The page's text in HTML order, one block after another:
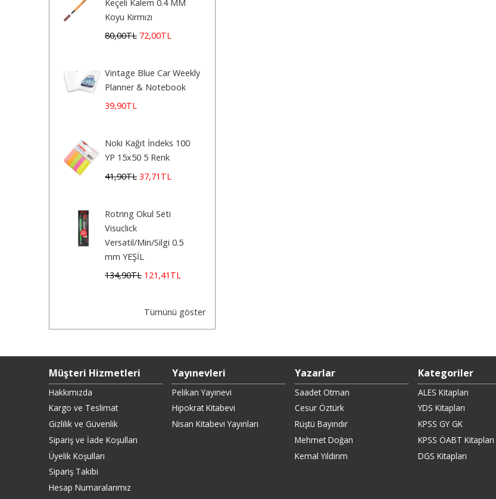
Keçeli Kalem 0.4 MM
Koyu Kırmızı
80,00TL 72,00TL
Vintage Blue Car Weekly
Planner & Notebook
39,90TL
Noki Kağıt İndeks 100
YP 15x50 5 Renk
41,90TL 37,71 TL
Rotring Okul Seti
Visuclick
Versatil/Min/Silgi 0.5
mm YEŞİL
134,90TL 121 ,41 TL
Tümünü göster
Müşteri Hizmetleri
Hakkımızda
Kargo ve Teslimat
Gizlilik ve Güvenlik
Sipariş ve İade Koşulları
Üyelik Koşulları
Sipariş Takibi
Hesap Numaralarımız
Yayınevleri
Pelikan Yayınevi
Hipokrat Kitabevi
Nisan Kitabevi Yayınları
Yazarlar
Saadet Otman
Cesur Öztürk
Rüştü Bayındır
Mehmet Doğan
Kemal Yıldırım
Kategoriler
ALES Kitapları
YDS Kitapları
KPSS GY GK
KPSS ÖABT Kitapları
DGS Kitapları